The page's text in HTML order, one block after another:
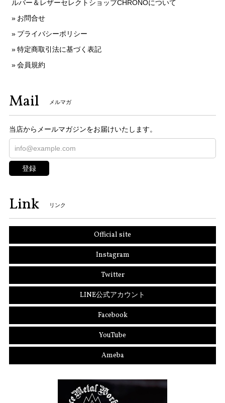
ルバー＆レザーセレクトショップCHRONOについて
お問合せ
プライバシーポリシー
特定商取引法に基づく表記
会員規約
Mail メルマガ
当店からメールマガジンをお届けいたします。
登録
Link リンク
Official site
Instagram
Twitter
LINE公式アカウント
Facebook
YouTube
Ameba